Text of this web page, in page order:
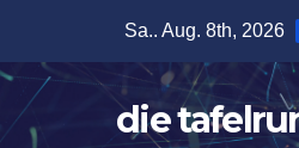
springen
Sa.. Aug. 8th, 2026
die